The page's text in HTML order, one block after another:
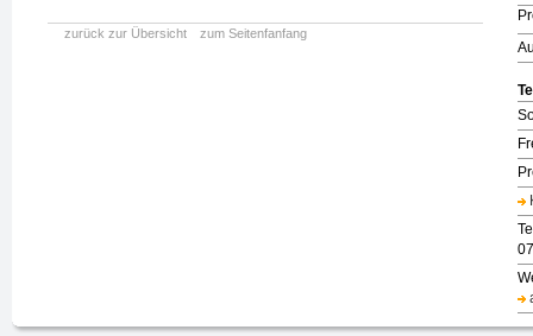
zurück zur Übersicht zum Seitenfanfang